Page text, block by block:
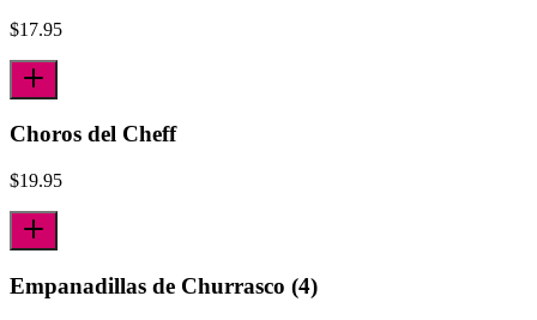
$17.95
Choros del Cheff
$19.95
Empanadillas de Churrasco (4)